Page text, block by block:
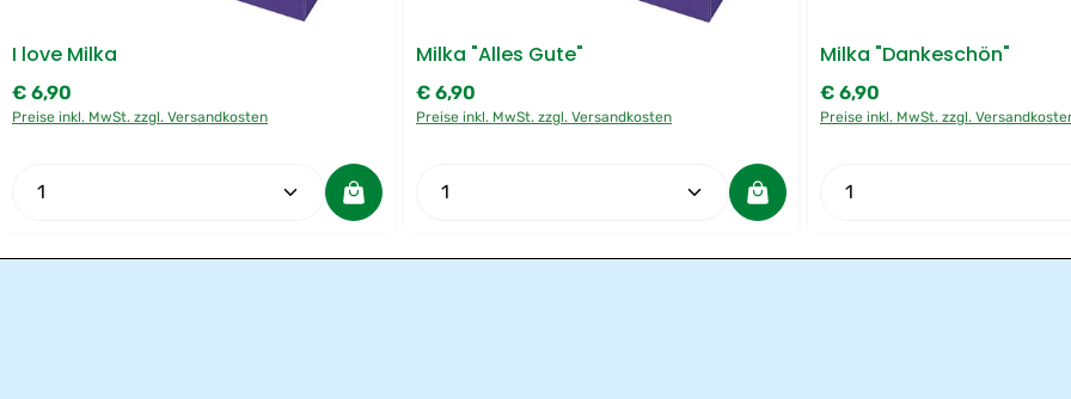
I love Milka
Regulärer Preis:
€ 6,90
Preise inkl. MwSt. zzgl. Versandkosten
Produkt Anzahl: Gib den gewünschten Wert ein oder benutze die
Milka "Alles Gute"
Regulärer Preis:
€ 6,90
Preise inkl. MwSt. zzgl. Versandkosten
Produkt Anzahl: Gib den gewünschten Wert ein
Milka "Dankeschön"
Regulärer Preis:
€ 6,90
Preise inkl. MwSt. zzgl.
Produkt Anzahl: